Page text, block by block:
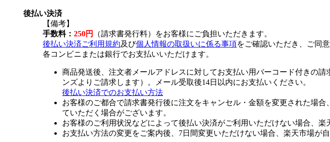
後払い決済
【備考】
手数料： 250円
（請求書発行料）をお客様にご負担いただきます。
後払い決済ご利用規約及び個人情報の取扱いに係る事項をご確認いただき、ご同
各コンビニまたは銀行でお支払いいただけます。
商品発送後、注文者メールアドレスに対してお支払い用バーコード付きの
ンズよりご請求します）。メール受取後14日以内にお支払いください。
後払い決済でのお支払い方法
お客様のご都合で請求書発行後に注文をキャンセル・金額を変更された場
ていただく場合がございます。
お客様のご利用状況などによって後払い決済がご利用いただけない場合、楽
お支払い方法の変更をご案内後、7日間変更いただけない場合、楽天市場が